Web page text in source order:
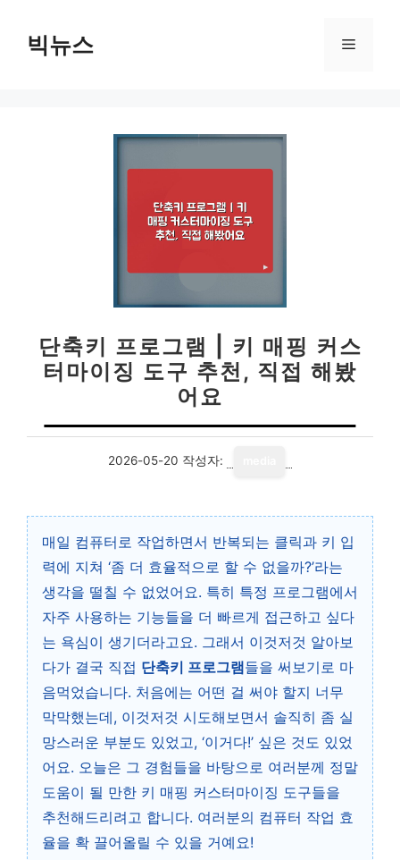
빅뉴스 메
단축키 프로그램 | 키 매핑 커스
터마이징 도구 추천, 직접 해봤
어요
2026-05-20 작성자:
매일 컴퓨터로 작업하면서 반복되는 클릭과 키 입
력에 지쳐 ‘좀 더 효율적으로 할 수 없을까?’라는
생각을 떨칠 수 없었어요. 특히 특정 프로그램에서
자주 사용하는 기능들을 더 빠르게 접근하고 싶다
는 욕심이 생기더라고요. 그래서 이것저것 알아보
다가 결국 직접 단축키 프로그램들을 써보기로 마
음먹었습니다. 처음에는 어떤 걸 써야 할지 너무
막막했는데, 이것저것 시도해보면서 솔직히 좀 실
망스러운 부분도 있었고, ‘이거다!’ 싶은 것도 있었
어요. 오늘은 그 경험들을 바탕으로 여러분께 정말
도움이 될 만한 키 매핑 커스터마이징 도구들을
추천해드리려고 합니다. 여러분의 컴퓨터 작업 효
율을 확 끌어올릴 수 있을 거예요!